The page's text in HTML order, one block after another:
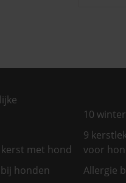
10
met hond
9
voor
honden
Allergie